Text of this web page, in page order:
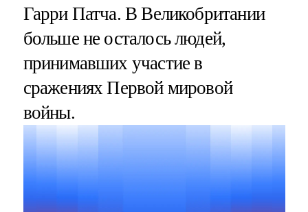
Гарри Патча. В Великобритании
больше не осталось людей,
принимавших участие в
сражениях Первой мировой
войны.